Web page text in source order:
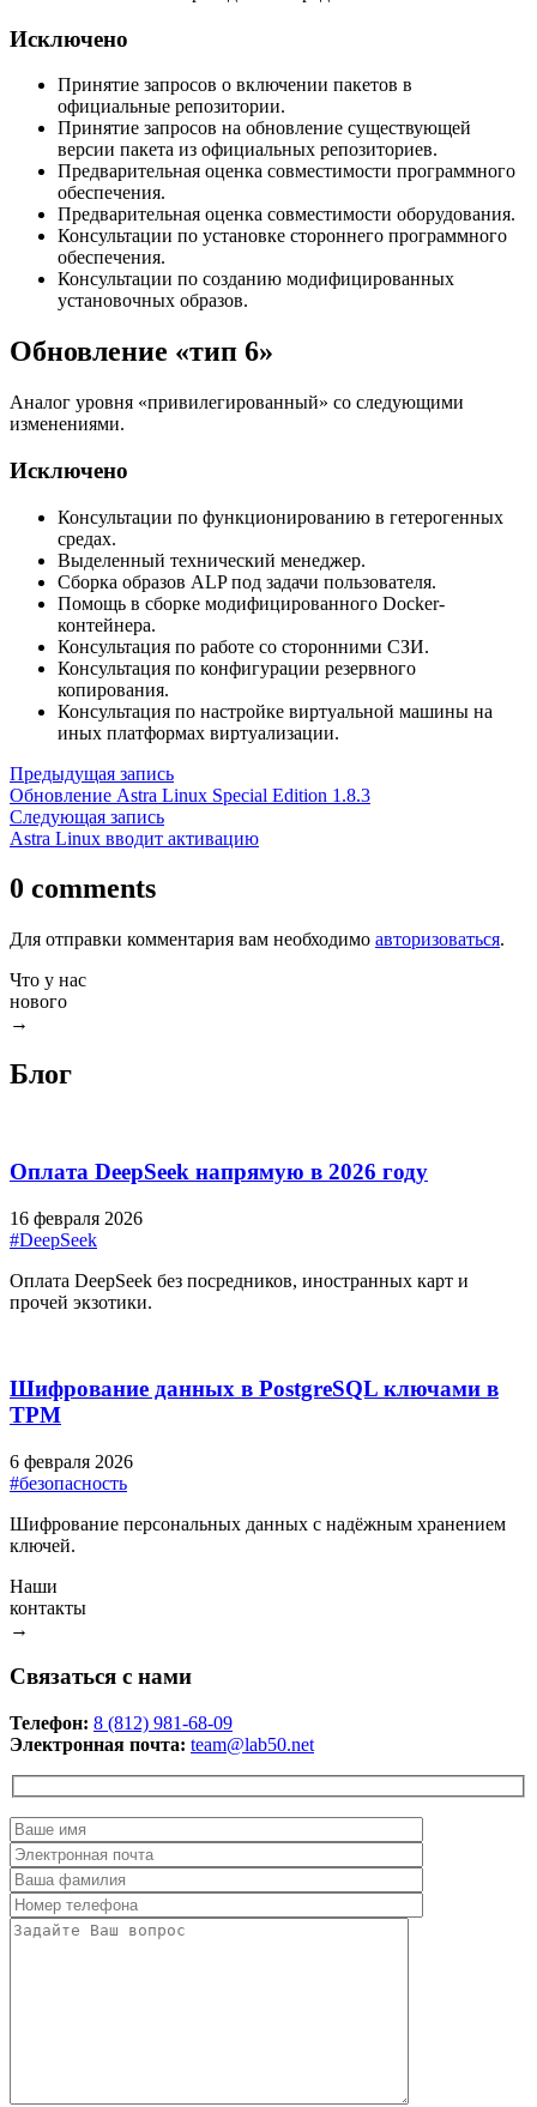
Исключено
Принятие запросов о включении пакетов в
официальные репозитории.
Принятие запросов на обновление существующей
версии пакета из официальных репозиториев.
Предварительная оценка совместимости программного
обеспечения.
Предварительная оценка совместимости оборудования.
Консультации по установке стороннего программного
обеспечения.
Консультации по созданию модифицированных
установочных образов.
Обновление «тип 6»
Аналог уровня «привилегированный» со следующими
изменениями.
Исключено
Консультации по функционированию в гетерогенных
средах.
Выделенный технический менеджер.
Сборка образов ALP под задачи пользователя.
Помощь в сборке модифицированного Docker-
контейнера.
Консультация по работе со сторонними СЗИ.
Консультация по конфигурации резервного
копирования.
Консультация по настройке виртуальной машины на
иных платформах виртуализации.
Навигация
по
записям
Предыдущая записьПредыдущая
запись:
Обновление Astra Linux Special Edition 1.8.3
Следующая записьСледующая
запись:
Astra Linux вводит активацию
0 comments
Для отправки комментария вам необходимо авторизоваться.
Что у нас
нового
→
Блог
Оплата DeepSeek напрямую в 2026 году
16 февраля 2026
#DeepSeek
Оплата DeepSeek без посредников, иностранных карт и
прочей экзотики.
Шифрование данных в PostgreSQL ключами в
TPM
6 февраля 2026
#безопасность
Шифрование персональных данных с надёжным хранением
ключей.
Наши
контакты
→
Связаться с нами
Телефон: 8 (812) 981-68-09
Электронная почта: team@lab50.net